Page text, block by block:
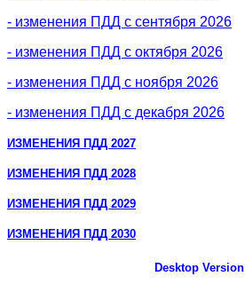
- изменения ПДД с сентября 2026
- изменения ПДД с октября 2026
- изменения ПДД с ноября 2026
- изменения ПДД с декабря 2026
ИЗМЕНЕНИЯ ПДД 2027
ИЗМЕНЕНИЯ ПДД 2028
ИЗМЕНЕНИЯ ПДД 2029
ИЗМЕНЕНИЯ ПДД 2030
Desktop Version